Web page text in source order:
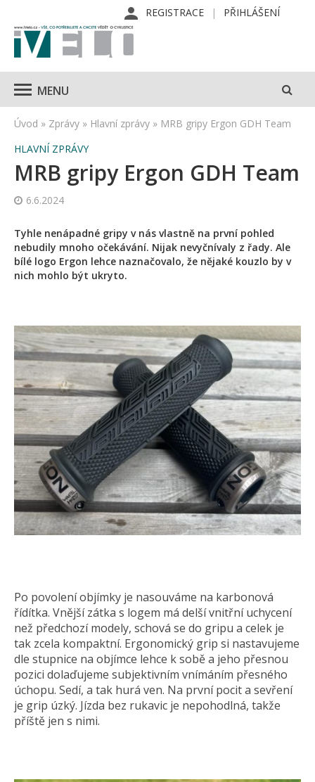
REGISTRACE PŘIHLÁŠENÍ
MENU
Úvod » Zprávy » Hlavní zprávy » MRB gripy Ergon GDH Team
HLAVNÍ ZPRÁVY
MRB gripy Ergon GDH Team
6.6.2024
Tyhle nenápadné gripy v nás vlastně na první pohled
nebudily mnoho očekávání. Nijak nevyčnívaly z řady. Ale
bílé logo Ergon lehce naznačovalo, že nějaké kouzlo by v
nich mohlo být ukryto.
Po povolení objímky je nasouváme na karbonová
řídítka. Vnější zátka s logem má delší vnitřní uchycení
než předchozí modely, schová se do gripu a celek je
tak zcela kompaktní. Ergonomický grip si nastavujeme
dle stupnice na objímce lehce k sobě a jeho přesnou
pozici dolaďujeme subjektivním vnímáním přesného
úchopu. Sedí, a tak hurá ven. Na první pocit a sevření
je grip úzký. Jízda bez rukavic je nepohodlná, takže
příště jen s nimi.